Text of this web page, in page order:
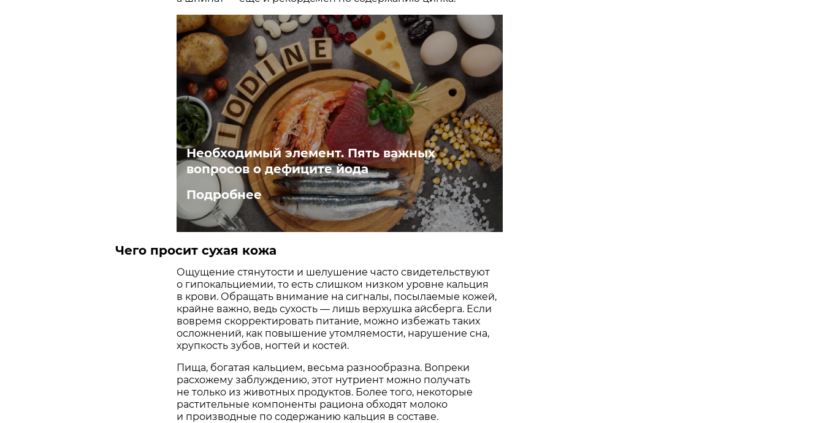
Необходимый элемент. Пять важных
вопросов о дефиците йода
Подробнее
Чего просит сухая кожа
Ощущение стянутости и шелушение часто свидетельствуют
о гипокальциемии, то есть слишком низком уровне кальция
в крови. Обращать внимание на сигналы, посылаемые кожей,
крайне важно, ведь сухость — лишь верхушка айсберга. Если
вовремя скорректировать питание, можно избежать таких
осложнений, как повышение утомляемости, нарушение сна,
хрупкость зубов, ногтей и костей.
Пища, богатая кальцием, весьма разнообразна. Вопреки
расхожему заблуждению, этот нутриент можно получать
не только из животных продуктов. Более того, некоторые
растительные компоненты рациона обходят молоко
и производные по содержанию кальция в составе.